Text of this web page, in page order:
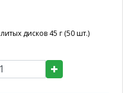
дисков 45 г (50 шт.)